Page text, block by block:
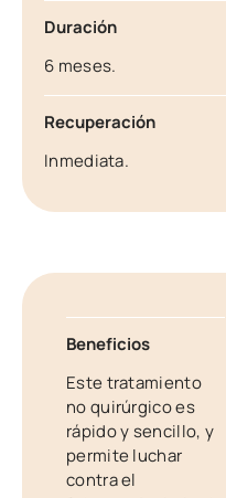
Duración
6 meses.
Recuperación
Inmediata.
Beneficios
Este tratamiento
no quirúrgico es
rápido y sencillo, y
permite luchar
contra el